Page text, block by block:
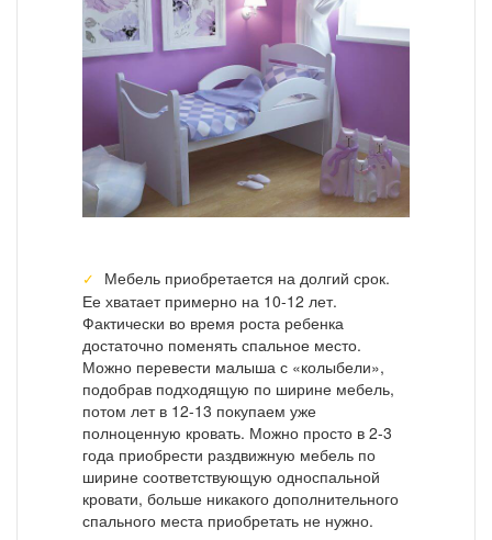
Мебель приобретается на долгий срок.
Ее хватает примерно на 10-12 лет.
Фактически во время роста ребенка
достаточно поменять спальное место.
Можно перевести малыша с «колыбели»,
подобрав подходящую по ширине мебель,
потом лет в 12-13 покупаем уже
полноценную кровать. Можно просто в 2-3
года приобрести раздвижную мебель по
ширине соответствующую односпальной
кровати, больше никакого дополнительного
спального места приобретать не нужно.